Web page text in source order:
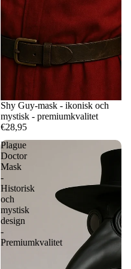
Shy Guy-mask - ikonisk och
mystisk - premiumkvalitet
€28,95
Plague
Doctor
Mask
-
Historisk
och
mystisk
design
-
Premiumkvalitet